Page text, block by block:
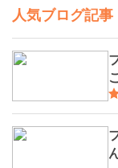
人気ブログ記事